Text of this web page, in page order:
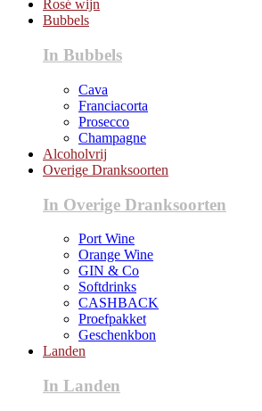
Rosé wijn
Bubbels
In Bubbels
Cava
Franciacorta
Prosecco
Champagne
Alcoholvrij
Overige Dranksoorten
In Overige Dranksoorten
Port Wine
Orange Wine
GIN & Co
Softdrinks
CASHBACK
Proefpakket
Geschenkbon
Landen
In Landen